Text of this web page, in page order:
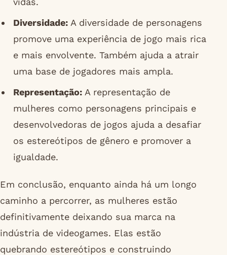
Diversidade:A diversidade de personagens
promove uma experiência de jogo mais rica
e mais envolvente. Também ajuda a atrair
uma base de jogadores mais ampla.
Representação:A representação de
mulheres como personagens principais e
desenvolvedoras de jogos ajuda a desafiar
os estereótipos de gênero e promover a
igualdade.
Em conclusão, enquanto ainda há um longo
caminho a percorrer, as mulheres estão
definitivamente deixando sua marca na
indústria de videogames. Elas estão
quebrando estereótipos e construindo